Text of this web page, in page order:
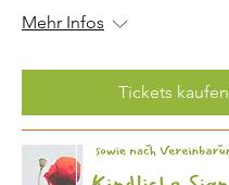
Mehr Infos
Tickets kaufen